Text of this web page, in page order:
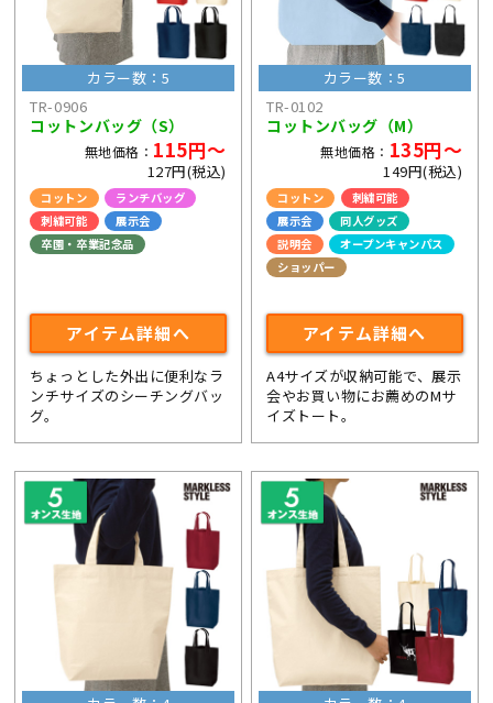
カラー数：5
TR-0906
コットンバッグ（S）
無地価格： 115円～
127円(税込)
コットン
ランチバッグ
刺繍可能
展示会
卒園・卒業記念品
アイテム詳細へ
ちょっとした外出に便利なラ
ンチサイズのシーチングバッ
グ。
カラー数：5
TR-0102
コットンバッグ（M）
無地価格： 135円～
149円(税込)
コットン
刺繍可能
展示会
同人グッズ
説明会
オープンキャンパス
ショッパー
アイテム詳細へ
A4サイズが収納可能で、展示
会やお買い物にお薦めのMサ
イズトート。